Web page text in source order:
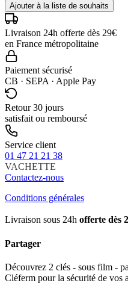
Ajouter à la liste de souhaits
Livraison 24h offerte dès 29€
en France métropolitaine
Paiement sécurisé
CB · SEPA · Apple Pay
Retour 30 jours
satisfait ou remboursé
Service client
01 47 21 21 38
VACHETTE
Contactez-nous
Conditions générales
Livraison sous 24h offerte dès
Partager
Découvrez 2 clés - sous film -
Cléferm pour la sécurité de vos